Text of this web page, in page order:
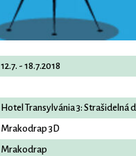
12.7. - 18.7.2018
Hotel Transylvánia 3: Strašidelná
Mrakodrap 3D
Mrakodrap